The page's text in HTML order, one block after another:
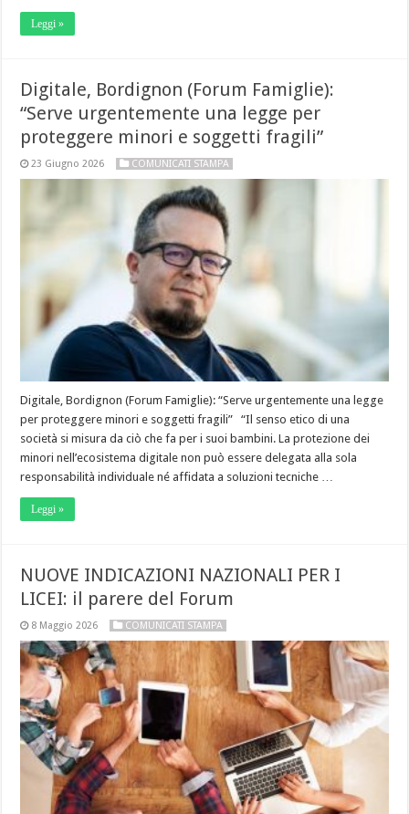
Leggi »
Digitale, Bordignon (Forum Famiglie):
“Serve urgentemente una legge per
proteggere minori e soggetti fragili”
23 Giugno 2026 COMUNICATI STAMPA
Digitale, Bordignon (Forum Famiglie): “Serve urgentemente una legge
per proteggere minori e soggetti fragili” “Il senso etico di una
società si misura da ciò che fa per i suoi bambini. La protezione dei
minori nell’ecosistema digitale non può essere delegata alla sola
responsabilità individuale né affidata a soluzioni tecniche …
Leggi »
NUOVE INDICAZIONI NAZIONALI PER I
LICEI: il parere del Forum
8 Maggio 2026 COMUNICATI STAMPA